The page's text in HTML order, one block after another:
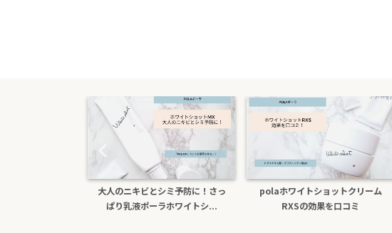
大人のニキビとシミ予防に！さっ
ぱり乳液ポーラホワイトシ...
polaホワイトショットクリーム
RXSの効果を口コミ